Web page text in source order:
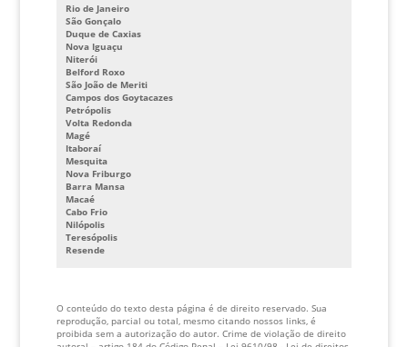
INVERSOR DE FREQUENCIA PARA ELEVADORES PREÇO
CABINE DE ELEVADOR PREÇO
Rio de Janeiro
São Gonçalo
Duque de Caxias
Nova Iguaçu
Niterói
Belford Roxo
São João de Meriti
Campos dos Goytacazes
Petrópolis
Volta Redonda
Magé
Itaboraí
Mesquita
Nova Friburgo
Barra Mansa
Macaé
Cabo Frio
Nilópolis
Teresópolis
Resende
O conteúdo do texto desta página é de direito reservado. Sua
reprodução, parcial ou total, mesmo citando nossos links, é
proibida sem a autorização do autor. Crime de violação de direito